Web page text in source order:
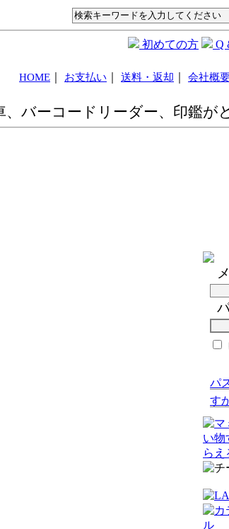
初めての方 Q
HOME お支払い 送料・返却 会社概
トレート、フラットケーブルを0.5ｍか
バーコードリーダー、印鑑が
パ
す